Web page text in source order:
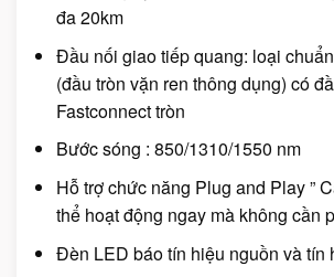
đa 20km
Đầu nối giao tiếp quang: loại
(đầu tròn vặn ren thông dụng) có
Fastconnect tròn
Bước sóng : 850/1310/1550 nm
Hỗ trợ chức năng Plug and Play ”
thể hoạt động ngay mà không cần
Đèn LED báo tín hiệu nguồn và tín